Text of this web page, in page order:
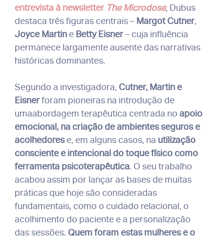
entrevista à newsletter The Microdose, Dubus
destaca três figuras centrais – Margot Cutner,
Joyce Martin e Betty Eisner– cuja influência
permanece largamente ausente das narrativas
históricas dominantes.
Segundo a investigadora, Cutner, Martin e
Eisnerforam pioneiras na introdução de
umaabordagem terapêutica centrada no apoio
emocional, na criação de ambientes seguros e
acolhedorese, em alguns casos, na utilização
consciente e intencional do toque físico como
ferramenta psicoterapêutica. O seu trabalho
acabou assim por lançar as bases de muitas
práticas que hoje são consideradas
fundamentais, como o cuidado relacional, o
acolhimento do paciente e a personalização
das sessões. Quem foram estas mulheres e o